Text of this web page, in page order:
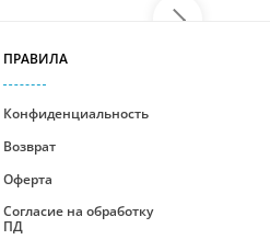
ПРАВИЛА
Конфиденциальность
Возврат
Оферта
Согласие на обработку
ПД